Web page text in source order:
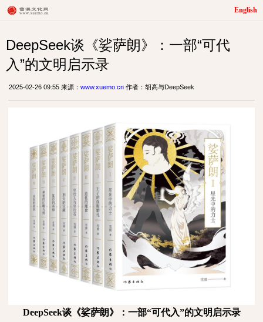
English
DeepSeek谈《娑萨朗》：一部“可代
入”的文明启示录
2025-02-26 09:55 来源： www.xuemo.cn 作者：胡高与DeepSeek
DeepSeek谈《娑萨朗》：一部“可代入”的文明启示录